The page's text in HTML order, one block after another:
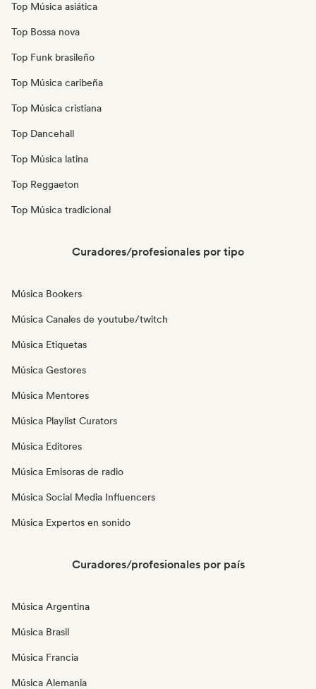
Top Música asiática
Top Bossa nova
Top Funk brasileño
Top Música caribeña
Top Música cristiana
Top Dancehall
Top Música latina
Top Reggaeton
Top Música tradicional
Curadores/profesionales por tipo
Música Bookers
Música Canales de youtube/twitch
Música Etiquetas
Música Gestores
Música Mentores
Música Playlist Curators
Música Editores
Música Emisoras de radio
Música Social Media Influencers
Música Expertos en sonido
Curadores/profesionales por país
Música Argentina
Música Brasil
Música Francia
Música Alemania